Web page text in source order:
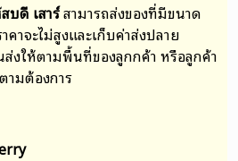
บดี เสาร์สามารถส่งของที่มีขนาด
าจะไม่สูงและเก็บค่าส่งปลาย
ส่งให้ตามพื้นที่ของลูกกค้า หรือลูกค้า
ามต้องการ